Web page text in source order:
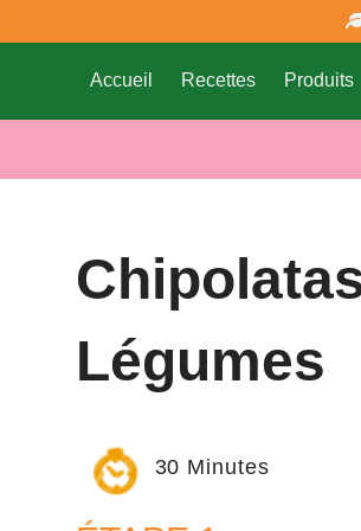
Accueil Recettes Produits
Légumes
30 Minutes